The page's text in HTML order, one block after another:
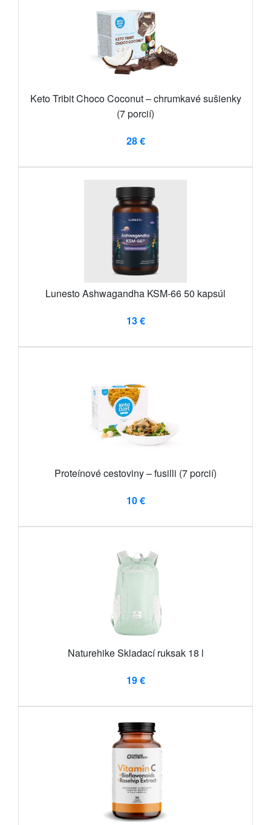
Keto Tribit Choco Coconut – chrumkavé sušienky
(7 porcií)
28 €
Lunesto Ashwagandha KSM-66 50 kapsúl
13 €
Proteínové cestoviny – fusilli (7 porcií)
10 €
Naturehike Skladací ruksak 18 l
19 €